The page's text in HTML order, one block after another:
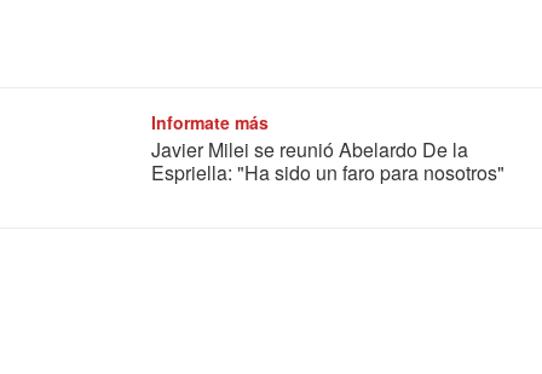
Informate más
Javier Milei se reunió Abelardo De la
Espriella: "Ha sido un faro para nosotros"